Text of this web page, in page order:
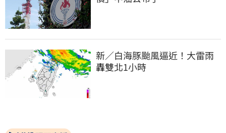
新／白海豚颱風逼近！大雷雨
轟雙北1小時